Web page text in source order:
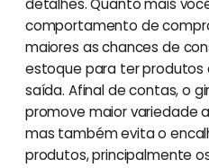
detalhes. Quanto mais
comportamento de
maiores as chances de
estoque para ter
saída. Afinal de contas, o
promove maior variedade
mas também evita o
produtos, principalmente